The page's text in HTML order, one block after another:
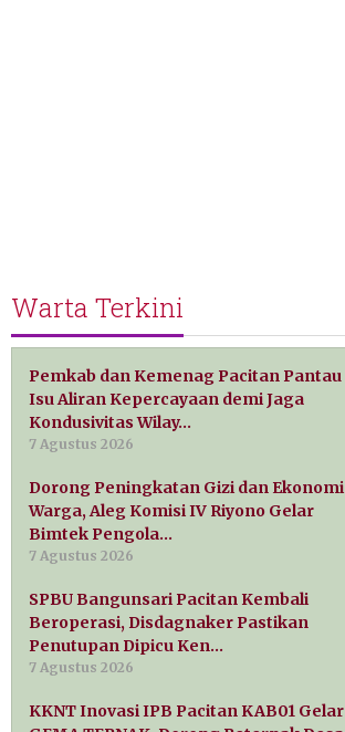
Warta Terkini
Pemkab dan Kemenag Pacitan Pantau
Isu Aliran Kepercayaan demi Jaga
Kondusivitas Wilay…
7 Agustus 2026
Dorong Peningkatan Gizi dan Ekonomi
Warga, Aleg Komisi IV Riyono Gelar
Bimtek Pengola…
7 Agustus 2026
SPBU Bangunsari Pacitan Kembali
Beroperasi, Disdagnaker Pastikan
Penutupan Dipicu Ken…
7 Agustus 2026
KKNT Inovasi IPB Pacitan KAB01 Gelar